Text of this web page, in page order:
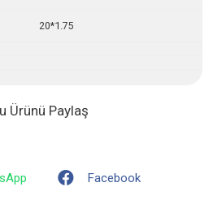
20*1.75
Ürünü Paylaş
Facebook